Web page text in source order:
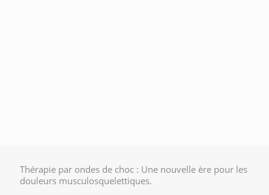
Thérapie par ondes de choc : Une nouvelle ère pour les
douleurs musculosquelettiques.